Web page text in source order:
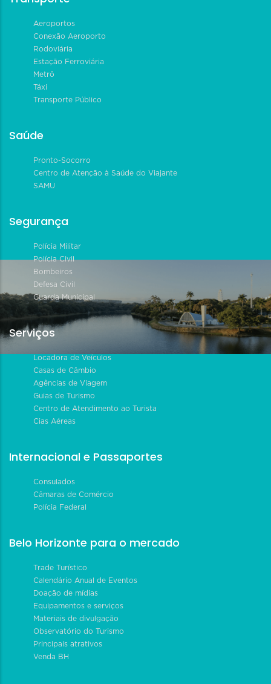
Aeroportos
Conexão Aeroporto
Rodoviária
Estação Ferroviária
Metrô
Táxi
Transporte Público
Saúde
Pronto-Socorro
Centro de Atenção à Saúde do Viajante
SAMU
Segurança
Polícia Militar
Polícia Civil
Bombeiros
Defesa Civil
Guarda Municipal
Serviços
Locadora de Veículos
Casas de Câmbio
Agências de Viagem
Guias de Turismo
Centro de Atendimento ao Turista
Cias Aéreas
Internacional e Passaportes
Consulados
Câmaras de Comércio
Polícia Federal
Belo Horizonte para o mercado
Trade Turístico
Calendário Anual de Eventos
Doação de mídias
Equipamentos e serviços
Materiais de divulgação
Observatório do Turismo
Principais atrativos
Venda BH